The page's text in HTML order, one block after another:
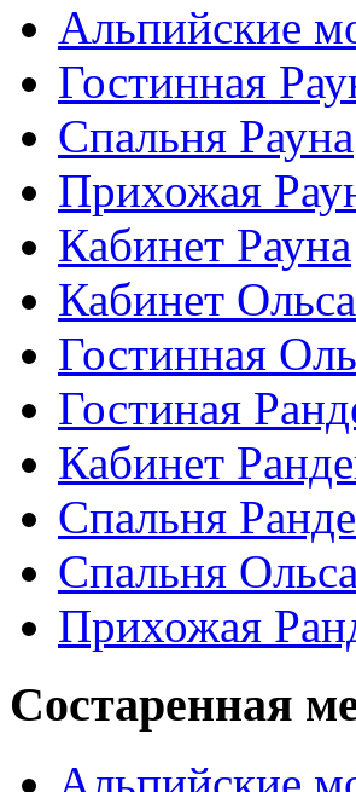
Альпийские
Гостинная
Спальня Рауна
Прихожая
Кабинет Рауна
Кабинет Ольса
Гостинная
Гостиная
Кабинет
Спальня
Спальня Ольса
Прихожая
Состаренная